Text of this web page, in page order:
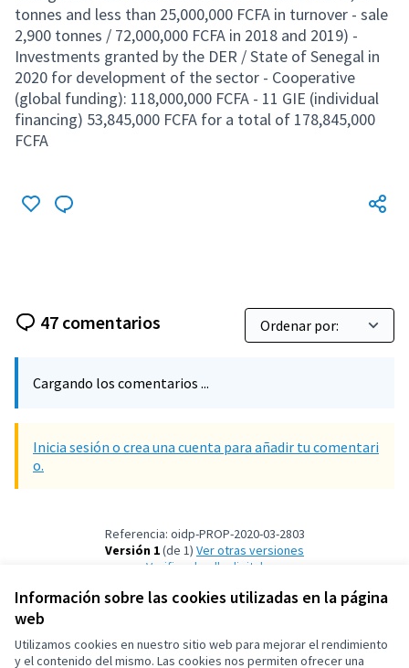
Información sobre las cookies utilizadas en la página
web
Utilizamos cookies en nuestro sitio web para mejorar el rendimiento
y el contenido del mismo. Las cookies nos permiten ofrecer una
47 comentarios
Cargando los comentarios ...
Inicia sesión o crea una cuenta para añadir tu comentari
o.
Referencia: oidp-PROP-2020-03-2803
Versión 1(de 1)
ver otras versiones
Verificar huella digital
Términos y condiciones de uso
Configuración de cookies
OIDP en XOIDP en Facebook
OIDP en YouTube